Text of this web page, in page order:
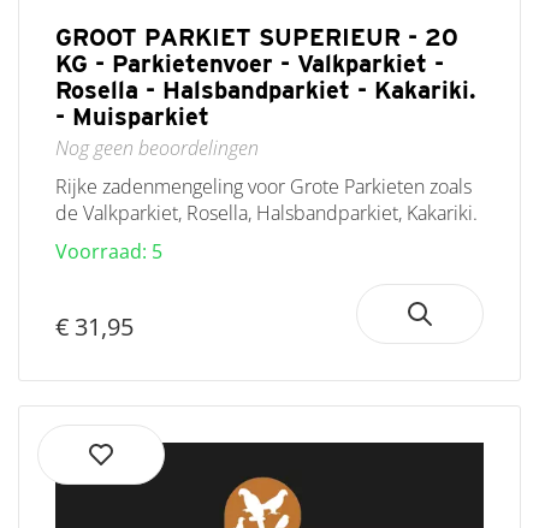
GROOT PARKIET SUPERIEUR - 20
KG - Parkietenvoer - Valkparkiet -
Rosella - Halsbandparkiet - Kakariki.
- Muisparkiet
Nog geen beoordelingen
Rijke zadenmengeling voor Grote Parkieten zoals
de Valkparkiet, Rosella, Halsbandparkiet, Kakariki.
Voorraad: 5
€ 31,95